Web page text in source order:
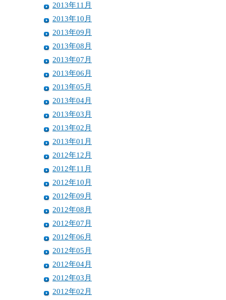
2013年11月
2013年10月
2013年09月
2013年08月
2013年07月
2013年06月
2013年05月
2013年04月
2013年03月
2013年02月
2013年01月
2012年12月
2012年11月
2012年10月
2012年09月
2012年08月
2012年07月
2012年06月
2012年05月
2012年04月
2012年03月
2012年02月